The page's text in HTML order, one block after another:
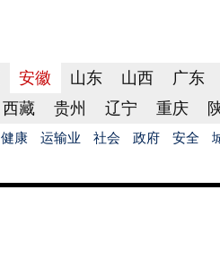
安徽 山东 山西 广东
西藏 贵州 辽宁 重庆
健康 运输业 社会 政府 安全